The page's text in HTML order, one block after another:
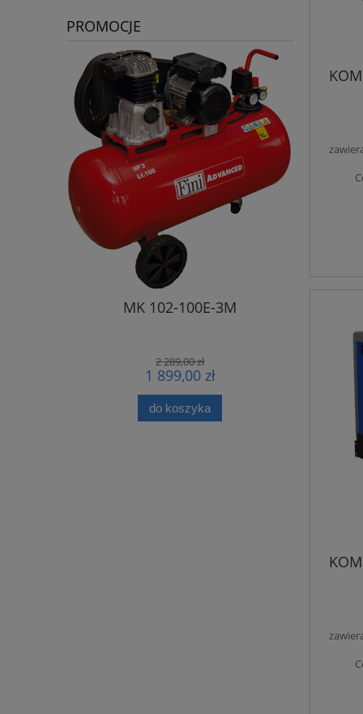
PROMOCJE
MK 102-100E-3M
2 289,00 zł
1 899,00 zł
do koszyka